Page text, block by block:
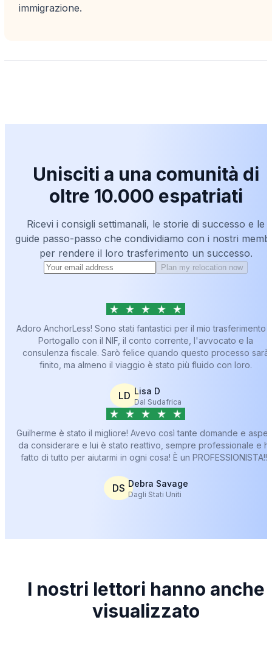
immigrazione.
Unisciti a una comunità di
oltre 10.000 espatriati
Ricevi i consigli settimanali, le storie di successo e le
guide passo-passo che condividiamo con i nostri
per rendere il loro trasferimento un successo.
Plan my relocation now
Adoro AnchorLess! Sono stati fantastici per il mio trasferimento
Portogallo con il NIF, il conto corrente, l'avvocato e la
consulenza fiscale. Sarò felice quando questo processo sarà
finito, ma almeno il viaggio è stato più fluido con loro.
LD Lisa D
Dal Sudafrica
Guilherme è stato il migliore! Avevo così tante domande e
da considerare e lui è stato reattivo, sempre professionale e
fatto di tutto per aiutarmi in ogni cosa! È un PROFESSIONISTA!!!!
DS Debra Savage
Dagli Stati Uniti
I nostri lettori hanno anche
visualizzato